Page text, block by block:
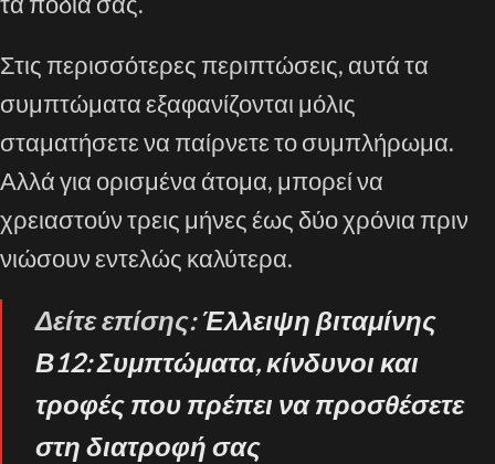
Στις περισσότερες περιπτώσεις, αυτά τα
συμπτώματα εξαφανίζονται μόλις
σταματήσετε να παίρνετε το συμπλήρωμα.
Αλλά για ορισμένα άτομα, μπορεί να
χρειαστούν τρεις μήνες έως δύο χρόνια πριν
νιώσουν εντελώς καλύτερα.
Δείτε επίσης:Έλλειψη βιταμίνης
Β12: Συμπτώματα, κίνδυνοι και
τροφές που πρέπει να προσθέσετε
στη διατροφή σας